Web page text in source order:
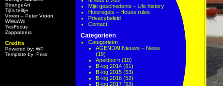
StrangeArt
Tijl’s teiltje
Vroon – Peter Vroon
WiWaWo
YesFocus
Zappateers
Credits
Powered by: WP
Template by: Priss
Mijn geschiedenis – Life history
Huisregels – House rules
Privacybeleid
Contact
Categorieën
Categorieën
AGENDA! Nieuws – News
(19)
Apeldoorn (10)
B-log 2014 (61)
B-log 2015 (53)
B-log 2016 (52)
B-log 2017 (52)